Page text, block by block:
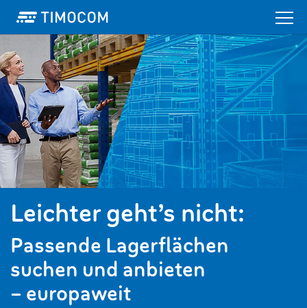
Leichter geht’s nicht:
Passende Lagerflächen
suchen und anbieten
– europaweit